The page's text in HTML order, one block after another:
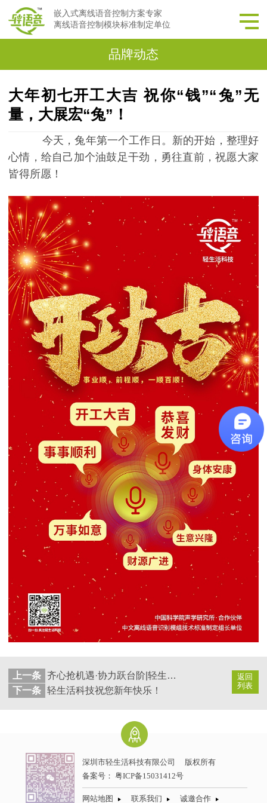
嵌入式离线语音控制方案专家
离线语音控制模块标准制定单位
品牌动态
大年初七开工大吉 祝你“钱”“兔”无
量，大展宏“兔”！
今天，兔年第一个工作日。新的开始，整理好
心情，给自己加个油鼓足干劲，勇往直前，祝愿大家
皆得所愿！
返回
列表
上一条
齐心抢机遇·协力跃台阶|轻生活科技2022年度总结及2023年工作计划大会暨新春年会拉开帷幕
下一条 轻生活科技祝您新年快乐！
深圳市轻生活科技有限公司
版权所有
备案号：粤ICP备15031412号
网站地图 联系我们 诚邀合作